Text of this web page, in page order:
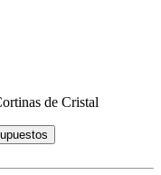
de Cristal